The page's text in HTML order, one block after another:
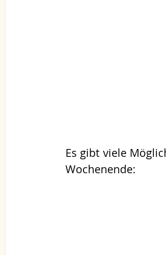
Es gibt viele
Wochenende: